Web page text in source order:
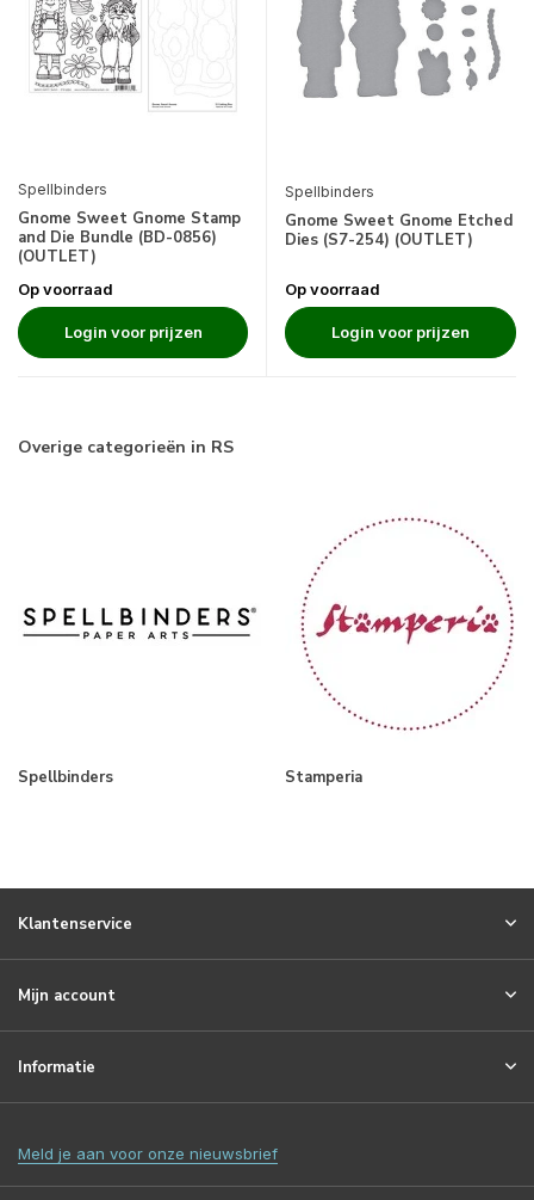
Spellbinders
Gnome Sweet Gnome Stamp
and Die Bundle (BD-0856)
(OUTLET)
Op voorraad
Login voor prijzen
Spellbinders
Gnome Sweet Gnome Etched
Dies (S7-254) (OUTLET)
Op voorraad
Login voor prijzen
Overige categorieën in RS
Spellbinders Stamperia
Klantenservice
Mijn account
Informatie
Meld je aan voor onze nieuwsbrief